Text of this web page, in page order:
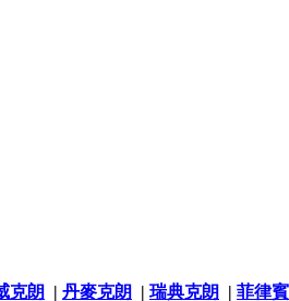
克朗 | 丹麥克朗 | 瑞典克朗 | 菲律賓